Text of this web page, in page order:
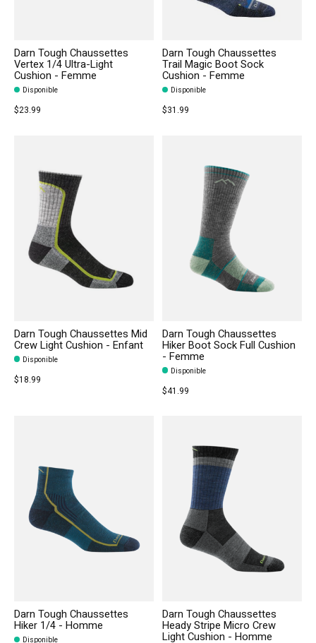
Darn Tough Chaussettes
Vertex 1/4 Ultra-Light
Cushion - Femme
Disponible
$23.99
Darn Tough Chaussettes
Trail Magic Boot Sock
Cushion - Femme
Disponible
$31.99
Darn Tough Chaussettes Mid
Crew Light Cushion - Enfant
Disponible
$18.99
Darn Tough Chaussettes
Hiker Boot Sock Full Cushion
- Femme
Disponible
$41.99
Darn Tough Chaussettes
Hiker 1/4 - Homme
Disponible
Darn Tough Chaussettes
Heady Stripe Micro Crew
Light Cushion - Homme